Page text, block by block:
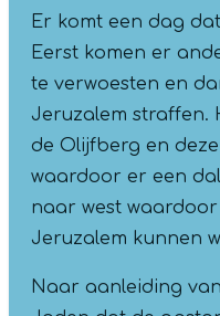
Er komt een dag
Eerst komen er
te verwoesten en
Jeruzalem straffen.
de Olijfberg en
waardoor er een
naar west
Jeruzalem kunnen
Naar aanleiding